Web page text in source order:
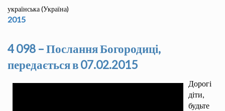
українська (Україна)
2015
4 098 – Послання Богородиці,
передається в 07.02.2015
Дорогі
діти,
будьте